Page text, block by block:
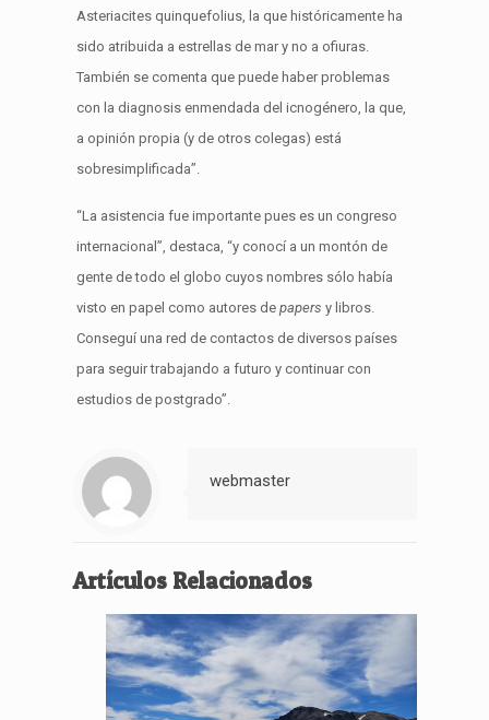
Asteriacites quinquefolius, la que históricamente ha
sido atribuida a estrellas de mar y no a ofiuras.
También se comenta que puede haber problemas
con la diagnosis enmendada del icnogénero, la que,
a opinión propia (y de otros colegas) está
sobresimplificada”.
“La asistencia fue importante pues es un congreso
internacional”, destaca, “y conocí a un montón de
gente de todo el globo cuyos nombres sólo había
visto en papel como autores de papers y libros.
Conseguí una red de contactos de diversos países
para seguir trabajando a futuro y continuar con
estudios de postgrado”.
webmaster
Artículos Relacionados